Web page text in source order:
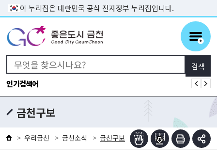
본문 바로가기
이 누리집은 대한민국 공식 전자정부 누리집입니다.
인기검색어
금천구보
우리금천 금천소식 금천구보